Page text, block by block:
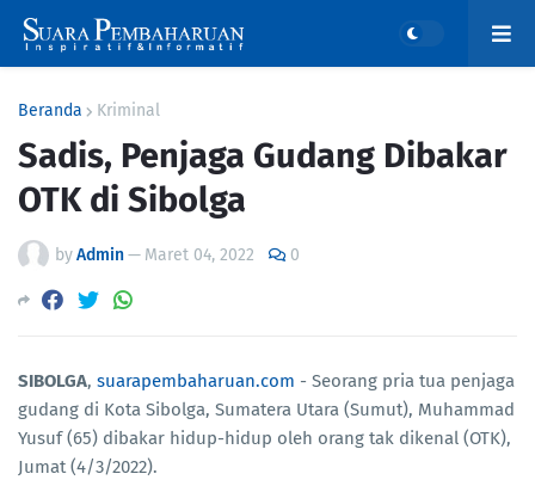
Beranda Kriminal
Sadis, Penjaga Gudang Dibakar
OTK di Sibolga
byAdmin— Maret 04, 2022 0
SIBOLGA, suarapembaharuan.com - Seorang pria tua penjaga
gudang di Kota Sibolga, Sumatera Utara (Sumut), Muhammad
Yusuf (65) dibakar hidup-hidup oleh orang tak dikenal (OTK),
Jumat (4/3/2022).